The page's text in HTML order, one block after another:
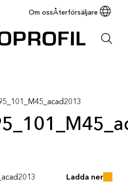
Om ossÅterförsäljare
Ladda ner